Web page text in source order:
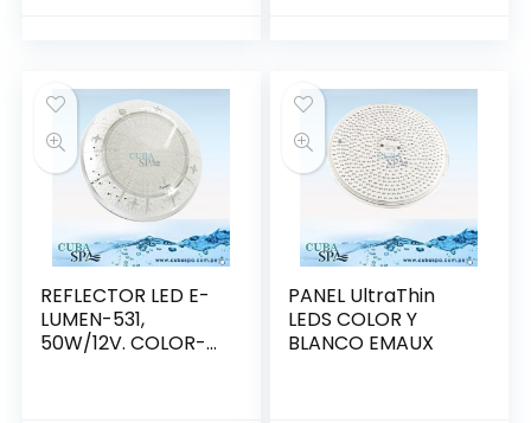
REFLECTOR LED E-
LUMEN-531,
50W/12V. COLOR-
PANEL UltraThin
LEDS COLOR Y
BLANCO EMAUX